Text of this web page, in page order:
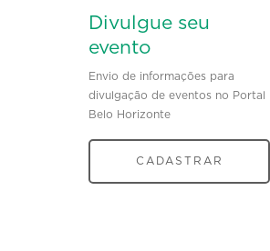
Divulgue seu
evento
Envio de informações para
divulgação de eventos no Portal
Belo Horizonte
CADASTRAR